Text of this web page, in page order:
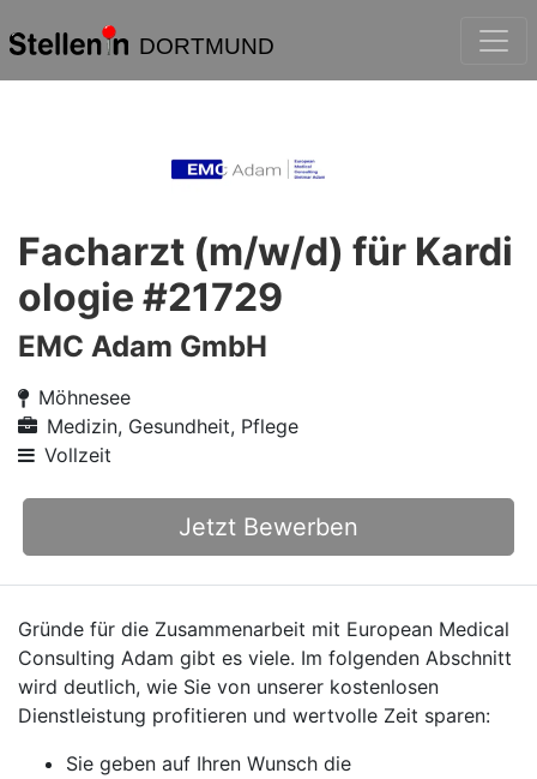
DORTMUND
Facharzt (m/w/d) für Kardi
ologie #21729
EMC Adam GmbH
Möhnesee
Medizin, Gesundheit, Pflege
Vollzeit
Jetzt Bewerben
Gründe für die Zusammenarbeit mit European Medical
Consulting Adam gibt es viele. Im folgenden Abschnitt
wird deutlich, wie Sie von unserer kostenlosen
Dienstleistung profitieren und wertvolle Zeit sparen:
Sie geben auf Ihren Wunsch die